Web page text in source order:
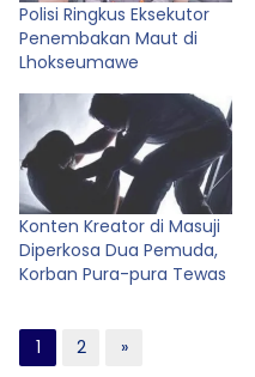
Polisi Ringkus Eksekutor
Penembakan Maut di
Lhokseumawe
Konten Kreator di Masuji
Diperkosa Dua Pemuda,
Korban Pura-pura Tewas
1 2 »